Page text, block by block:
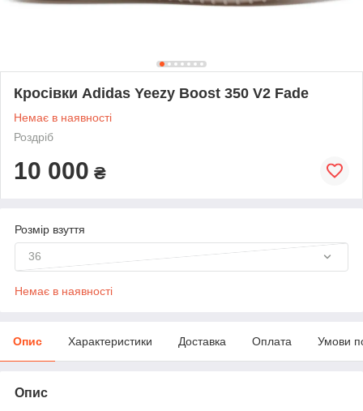
Кросівки Adidas Yeezy Boost 350 V2 Fade
Немає в наявності
Роздріб
10 000 ₴
Розмір взуття
36
Немає в наявності
Опис Характеристики Доставка Оплата Умови
Опис